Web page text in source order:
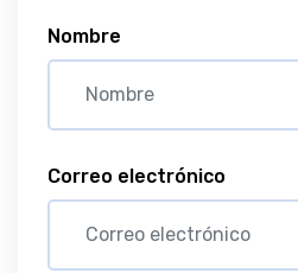
Nombre
Correo electrónico